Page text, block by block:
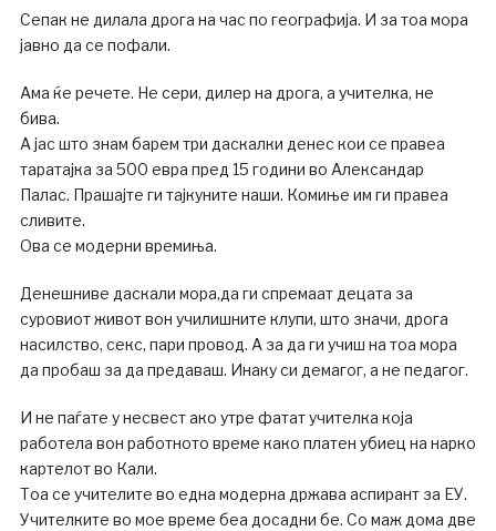
Сепак не дилала дрога на час по географија. И за тоа мора
јавно да се пофали.
Ама ќе речете. Не сери, дилер на дрога, а учителка, не
бива.
А јас што знам барем три даскалки денес кои се правеа
таратајка за 500 евра пред 15 години во Александар
Палас. Прашајте ги тајкуните наши. Комиње им ги правеа
сливите.
Ова се модерни времиња.
Денешниве даскали мора,да ги спремаат децата за
суровиот живот вон училишните клупи, што значи, дрога
насилство, секс, пари провод. А за да ги учиш на тоа мора
да пробаш за да предаваш. Инаку си демагог, а не педагог.
И не паѓате у несвест ако утре фатат учителка која
работела вон работното време како платен убиец на нарко
картелот во Кали.
Тоа се учителите во една модерна држава аспирант за ЕУ.
Учителките во мое време беа досадни бе. Со маж дома две